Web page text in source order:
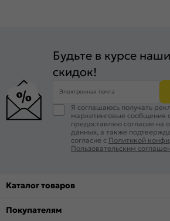
Будьте в курсе
скидок!
Электронная почта
Я соглашаюсь получать
маркетинговые сообщения
предоставляю согласие на
данных, а также
согласие с Политикой
Пользовательским
Каталог товаров
Покупателям